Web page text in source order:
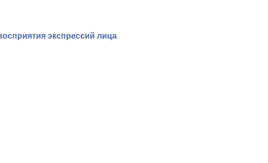
экспрессий лица